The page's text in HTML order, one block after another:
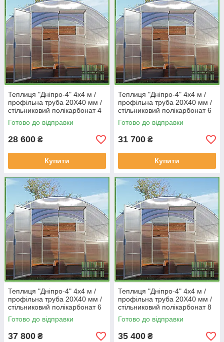
Теплиця "Дніпро-4" 4х4 м /
профільна труба 20Х40 мм /
стільниковий полікарбонат 4
мм PREMIUM
Готово до відправки
28 600 ₴
Купити
Теплиця "Дніпро-4" 4х4 м /
профільна труба 20Х40 мм /
стільниковий полікарбонат 6
мм Standard
Готово до відправки
31 700 ₴
Купити
Теплиця "Дніпро-4" 4х4 м /
профільна труба 20Х40 мм /
стільниковий полікарбонат 6
мм PREMIUM
Готово до відправки
37 800 ₴
Теплиця "Дніпро-4" 4х4 м /
профільна труба 20Х40 мм /
стільниковий полікарбонат 8
мм Standard
Готово до відправки
35 400 ₴